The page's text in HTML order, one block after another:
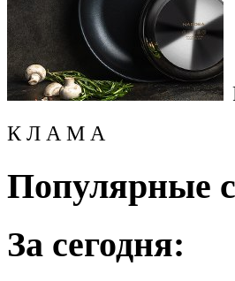
К Л А М А
Популярные
За сегодня: